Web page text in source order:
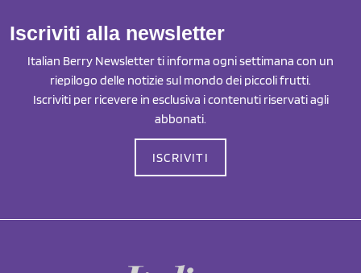
Iscriviti alla newsletter
Italian Berry Newsletter ti informa ogni settimana con un
riepilogo delle notizie sul mondo dei piccoli frutti.
Iscriviti per ricevere in esclusiva i contenuti riservati agli
abbonati.
ISCRIVITI